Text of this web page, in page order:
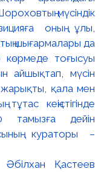
Қастеев